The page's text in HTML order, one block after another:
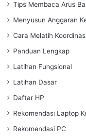
Tips Membaca Arus
Menyusun Anggaran
Cara Melatih
Panduan Lengkap
Latihan Fungsional
Latihan Dasar
Daftar HP
Rekomendasi Laptop
Rekomendasi PC